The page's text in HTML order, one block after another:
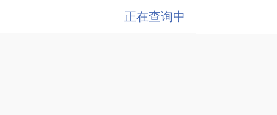
正在查询中